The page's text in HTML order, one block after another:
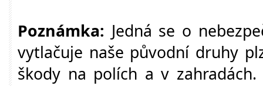
Poznámka: Jedná se o
vytlačuje naše původní druhy
škody na polích a v